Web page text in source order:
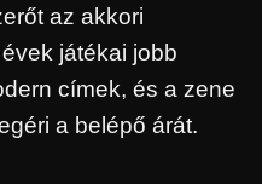
az akkori
játékai jobb
címek, és a zene
a belépő árát.